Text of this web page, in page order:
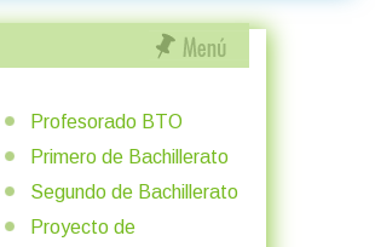
Profesorado BTO
Primero de Bachillerato
Segundo de Bachillerato
Proyecto de